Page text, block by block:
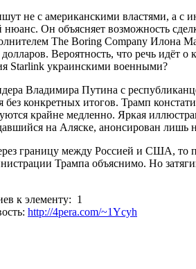
не с американскими властями, а с
Он объясняет возможность
The Boring Company Илона
Вероятность, что речь идёт
Starlink украинскими военными?
Владимира Путина с
конкретных итогов. Трамп
крайне медленно. Яркая
на Аляске, анонсирован лишь
границу между Россией и США, то
Трампа объяснимо. Но
к элементу: 1
http://4pera.com/~1Ycyh